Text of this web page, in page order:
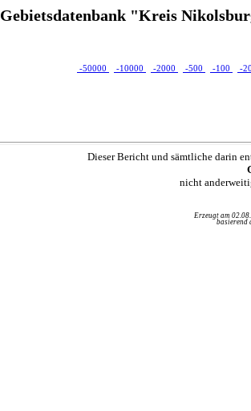
Gebietsdatenbank "Kreis
-50000 -10000 -2000 -500 -100 -20
Dieser Bericht und sämtliche darin
nicht
Erzeugt am
basierend